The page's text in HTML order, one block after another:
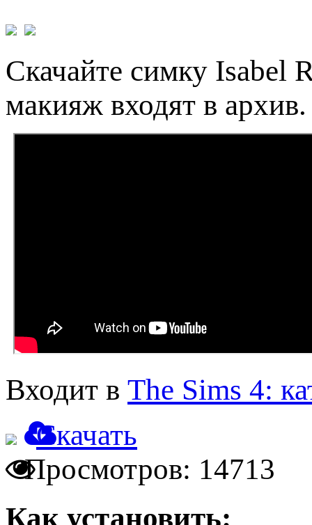
Скачайте симку Isabel
макияж входят в архив.
Входит в The Sims 4:
Скачать
Просмотров: 14713
Как установить: